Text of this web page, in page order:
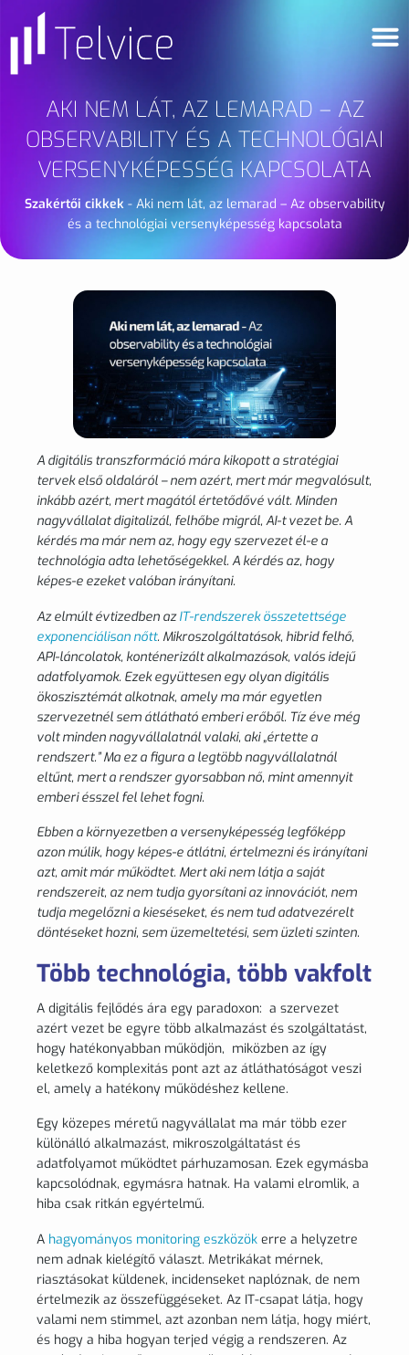
AKI NEM LÁT, AZ LEMARAD – AZ
OBSERVABILITY ÉS A TECHNOLÓGIAI
VERSENYKÉPESSÉG KAPCSOLATA
Szakértői cikkek- Aki nem lát, az lemarad – Az observability
és a technológiai versenyképesség kapcsolata
A digitális transzformáció mára kikopott a stratégiai
tervek első oldaláról – nem azért, mertmármegvalósult,
inkább azért, mert magától értetődővé vált. Minden
nagyvállalat digitalizál, felhőbe migrál, AI-t vezet be. A
kérdés ma már nem az, hogy egy szervezet él-e a
technológia adta lehetőségekkel. A kérdés az, hogy
képes-e ezeket valóban irányítani.
Az elmúlt évtizedben azIT-rendszerek összetettsége
exponenciálisan nőtt. Mikroszolgáltatások, hibrid felhő,
API-láncolatok, konténerizált alkalmazások, valós idejű
adatfolyamok. Ezek együttesen egy olyan digitális
ökoszisztémát alkotnak, amely ma már egyetlen
szervezetnél sem átlátható emberi erőből. Tíz éve még
volt minden nagyvállalatnál valaki, aki „értette a
rendszert.” Ma ez a figura a legtöbb nagyvállalatnál
eltűnt, mert a rendszer gyorsabban nő, mint amennyit
emberi ésszel fel lehet fogni.
Ebben a környezetben a versenyképesség legfőképp
azon múlik, hogy képes-e átlátni, értelmezni és irányítani
azt, amit már működtet. Mert aki nem látja a saját
rendszereit, az nem tudja gyorsítani az innovációt, nem
tudja megelőzni a kieséseket, és nem tud adatvezérelt
döntéseket hozni, sem üzemeltetési, sem üzleti szinten.
Több technológia, több vakfolt
A digitális fejlődés ára egy paradoxon: a szervezet
azért vezet be egyre több alkalmazást és szolgáltatást,
hogy hatékonyabban működjön, miközben az így
keletkező komplexitás pont azt az átláthatóságot veszi
el, amely a hatékony működéshez kellene.
Egy közepes méretű nagyvállalat ma már több ezer
különálló alkalmazást, mikroszolgáltatást és
adatfolyamot működtet párhuzamosan. Ezek egymásba
kapcsolódnak, egymásra hatnak. Ha valami elromlik, a
hiba csak ritkán egyértelmű.
A hagyományos monitoring eszközök erre a helyzetre
nem adnak kielégítő választ. Metrikákat mérnek,
riasztásokat küldenek, incidenseket naplóznak, de nem
értelmezik az összefüggéseket. Az IT-csapat látja, hogy
valami nem stimmel, azt azonban nem látja, hogy miért,
és hogy a hiba hogyan terjed végig a rendszeren. Az